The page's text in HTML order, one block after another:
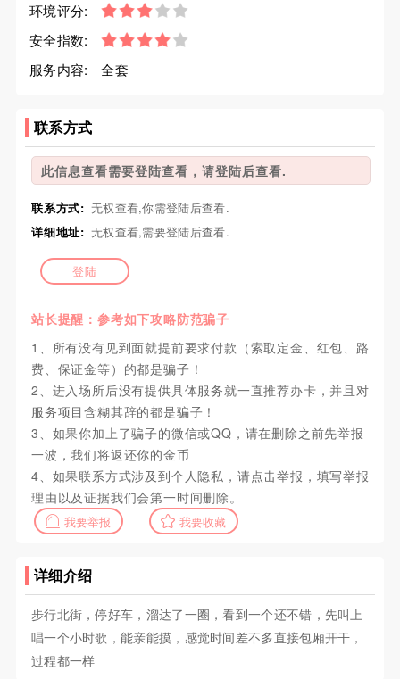
环境评分:
安全指数:
服务内容:
全套
联系方式
此信息查看需要登陆查看，请登陆后查看.
联系方式: 无权查看,你需登陆后查看.
详细地址: 无权查看,需要登陆后查看.
登陆
站长提醒：参考如下攻略防范骗子
1、所有没有见到面就提前要求付款（索取定金、红包、路
费、保证金等）的都是骗子！
2、进入场所后没有提供具体服务就一直推荐办卡，并且对
服务项目含糊其辞的都是骗子！
3、如果你加上了骗子的微信或QQ，请在删除之前先举报
一波，我们将返还你的金币
4、如果联系方式涉及到个人隐私，请点击举报，填写举报
理由以及证据我们会第一时间删除。
我要举报 我要收藏
详细介绍
步行北街，停好车，溜达了一圈，看到一个还不错，先叫上
唱一个小时歌，能亲能摸，感觉时间差不多直接包厢开干，
过程都一样